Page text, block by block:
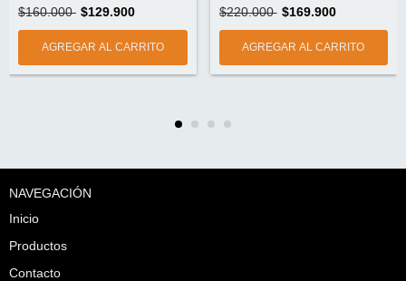
$160.000 $129.900 $220.000 $169.900
NAVEGACIÓN
Inicio
Productos
Contacto